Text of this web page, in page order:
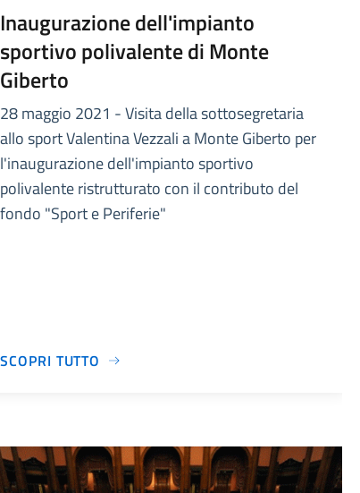
Inaugurazione dell'impianto
sportivo polivalente di Monte
Giberto
28 maggio 2021 - Visita della sottosegretaria
allo sport Valentina Vezzali a Monte Giberto per
l'inaugurazione dell'impianto sportivo
polivalente ristrutturato con il contributo del
fondo "Sport e Periferie"
SCOPRI TUTTO